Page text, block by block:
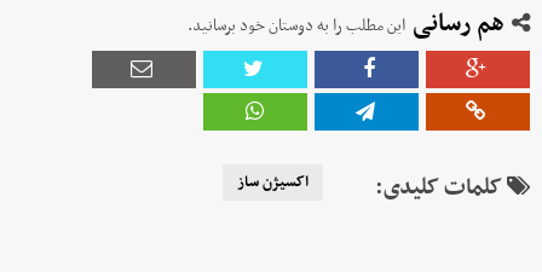
هم رسانی این مطلب را به دوستان خود برسانید.
کلمات کلیدی: اکسیژن ساز